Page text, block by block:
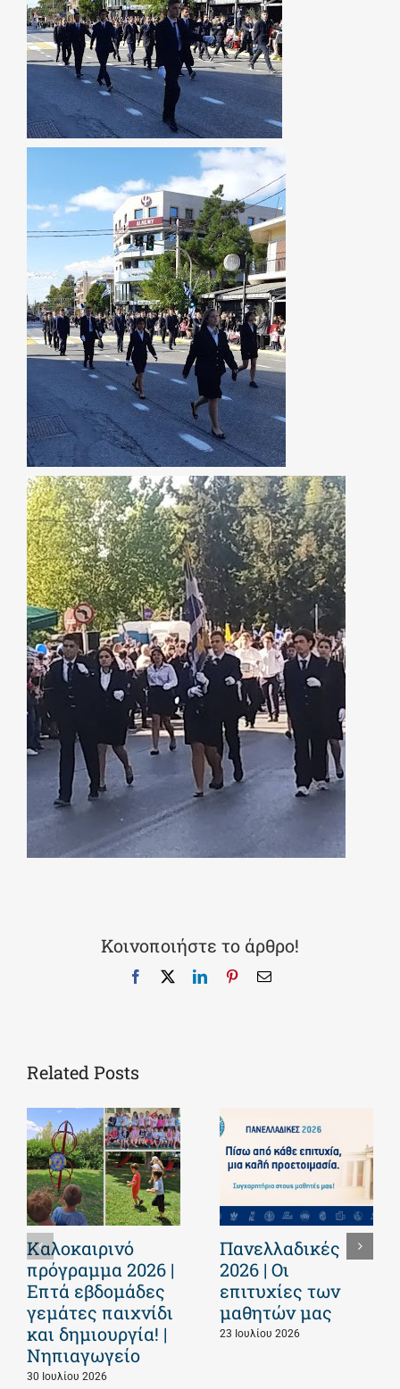
Κοινοποιήστε το άρθρο!
Facebook LinkedInPinterestEmail
Related Posts
Καλοκαιρινό
πρόγραμμα 2026 |
Επτά εβδομάδες
γεμάτες παιχνίδι
και δημιουργία! |
Νηπιαγωγείο
30 Ιουλίου 2026
Πανελλαδικές
2026 | Οι
επιτυχίες των
μαθητών μας
23 Ιουλίου 2026